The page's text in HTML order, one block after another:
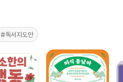
#독서지도안